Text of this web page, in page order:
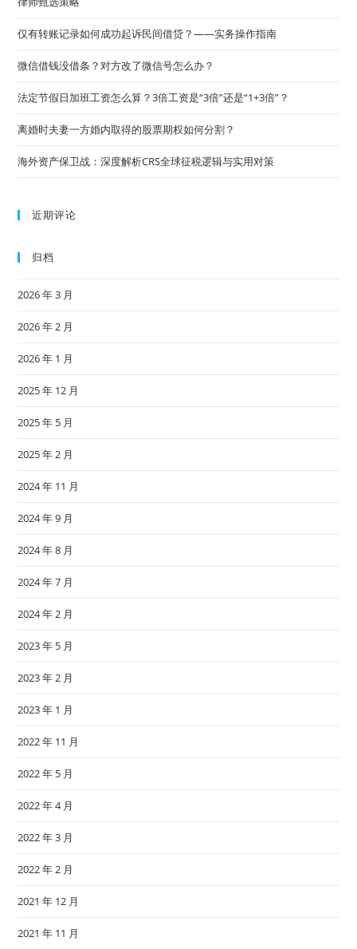
仅有转账记录如何成功起诉民间借贷？——实务操作指南
微信借钱没借条？对方改了微信号怎么办？
法定节假日加班工资怎么算？3倍工资是“3倍”还是“1+3倍”？
离婚时夫妻一方婚内取得的股票期权如何分割？
海外资产保卫战：深度解析CRS全球征税逻辑与实用对策
近期评论
归档
2026 年 3 月
2026 年 2 月
2026 年 1 月
2025 年 12 月
2025 年 5 月
2025 年 2 月
2024 年 11 月
2024 年 9 月
2024 年 8 月
2024 年 7 月
2024 年 2 月
2023 年 5 月
2023 年 2 月
2023 年 1 月
2022 年 11 月
2022 年 5 月
2022 年 4 月
2022 年 3 月
2022 年 2 月
2021 年 12 月
2021 年 11 月